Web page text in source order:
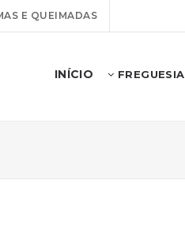
E QUEIMADAS
INÍCIO FREGUESIA